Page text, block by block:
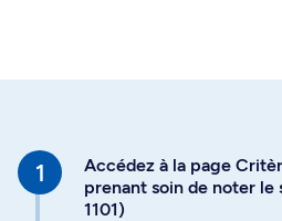
Accédez à la page
prenant soin de noter le
1101)